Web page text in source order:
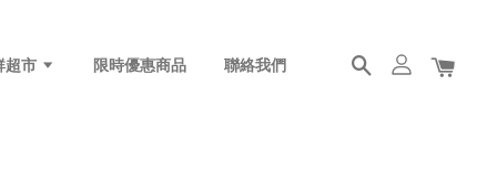
超市 限時優惠商品 聯絡我們